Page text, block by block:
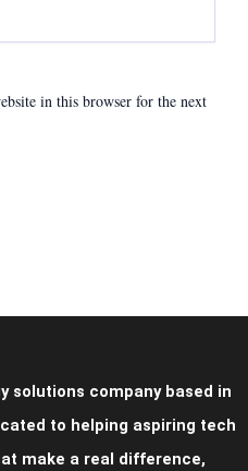
in this browser for the next
solutions company based in
to helping aspiring tech
make a real difference,